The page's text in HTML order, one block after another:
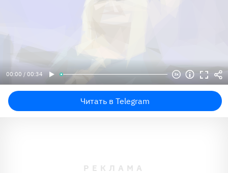
00:00 / 00:34
Читать в Telegram